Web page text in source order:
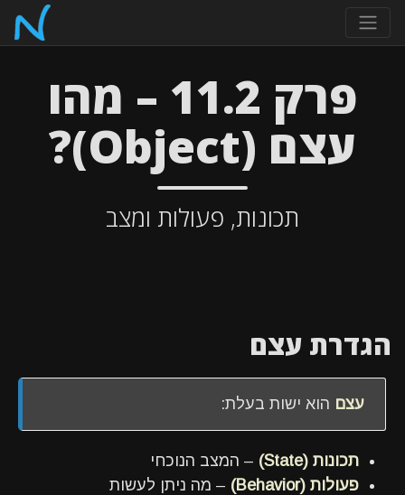
פרק 11.2 – מהו
עצם (Object)?
תכונות, פעולות ומצב
הגדרת עצם
עצם הוא ישות בעלת:
תכונות (State)
– המצב הנוכחי
פעולות (Behavior)
– מה ניתן לעשות